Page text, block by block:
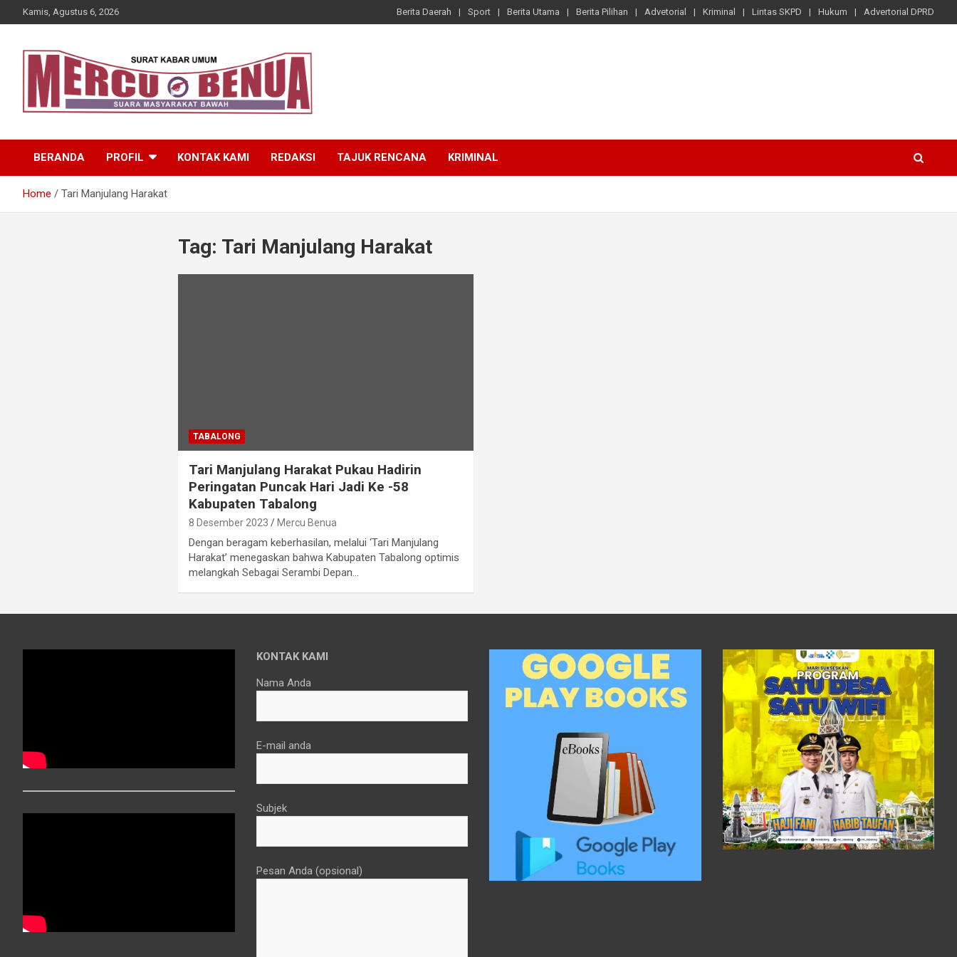
to
Kamis, Agustus 6, 2026 Berita Daerah Sport Berita Utama Berita Pilihan Advetorial Kriminal Lintas SKPD Hukum Advertorial DPRD
Mercu Benua
BERANDA PROFIL KONTAK KAMI REDAKSI TAJUK RENCANA KRIMINAL
Home Tari Manjulang Harakat
Tag: Tari Manjulang Harakat
TABALONG
Tari Manjulang Harakat Pukau Hadirin
Peringatan Puncak Hari Jadi Ke -58
Kabupaten Tabalong
8 Desember 2023 Mercu Benua
Dengan beragam keberhasilan, melalui ‘Tari Manjulang
Harakat’ menegaskan bahwa Kabupaten Tabalong optimis
melangkah Sebagai Serambi Depan…
KONTAK KAMI
Nama Anda
E-mail anda
Subjek
Pesan Anda (opsional)